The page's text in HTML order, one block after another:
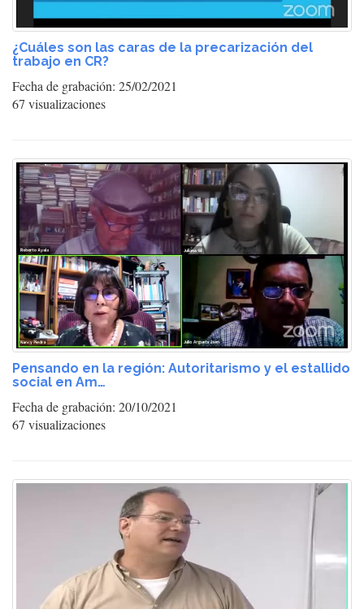
¿Cuáles son las caras de la precarización del
trabajo en CR?
Fecha de grabación: 25/02/2021
67 visualizaciones
Pensando en la región: Autoritarismo y el estallido
social en Am…
Fecha de grabación: 20/10/2021
67 visualizaciones